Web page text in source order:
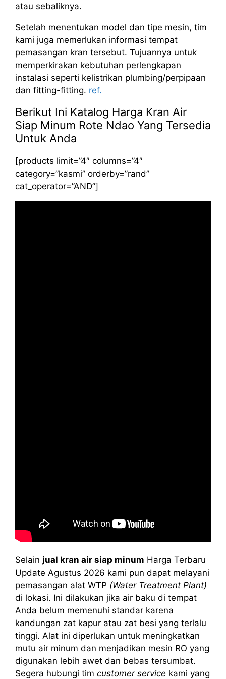
atau sebaliknya.
Setelah menentukan model dan tipe mesin, tim
kami juga memerlukan informasi tempat
pemasangan kran tersebut. Tujuannya untuk
memperkirakan kebutuhan perlengkapan
instalasi seperti kelistrikan plumbing/perpipaan
dan fitting-fitting. ref.
Berikut Ini Katalog Harga Kran Air
Siap Minum Rote Ndao Yang Tersedia
Untuk Anda
[products limit=”4″ columns=”4″
category=”kasmi” orderby=”rand”
cat_operator=”AND”]
Selain jual kran air siap minum Harga Terbaru
Update Agustus 2026 kami pun dapat melayani
pemasangan alat WTP (Water Treatment Plant)
di lokasi. Ini dilakukan jika air baku di tempat
Anda belum memenuhi standar karena
kandungan zat kapur atau zat besi yang terlalu
tinggi. Alat ini diperlukan untuk meningkatkan
mutu air minum dan menjadikan mesin RO yang
digunakan lebih awet dan bebas tersumbat.
Segera hubungi tim customer service kami yang